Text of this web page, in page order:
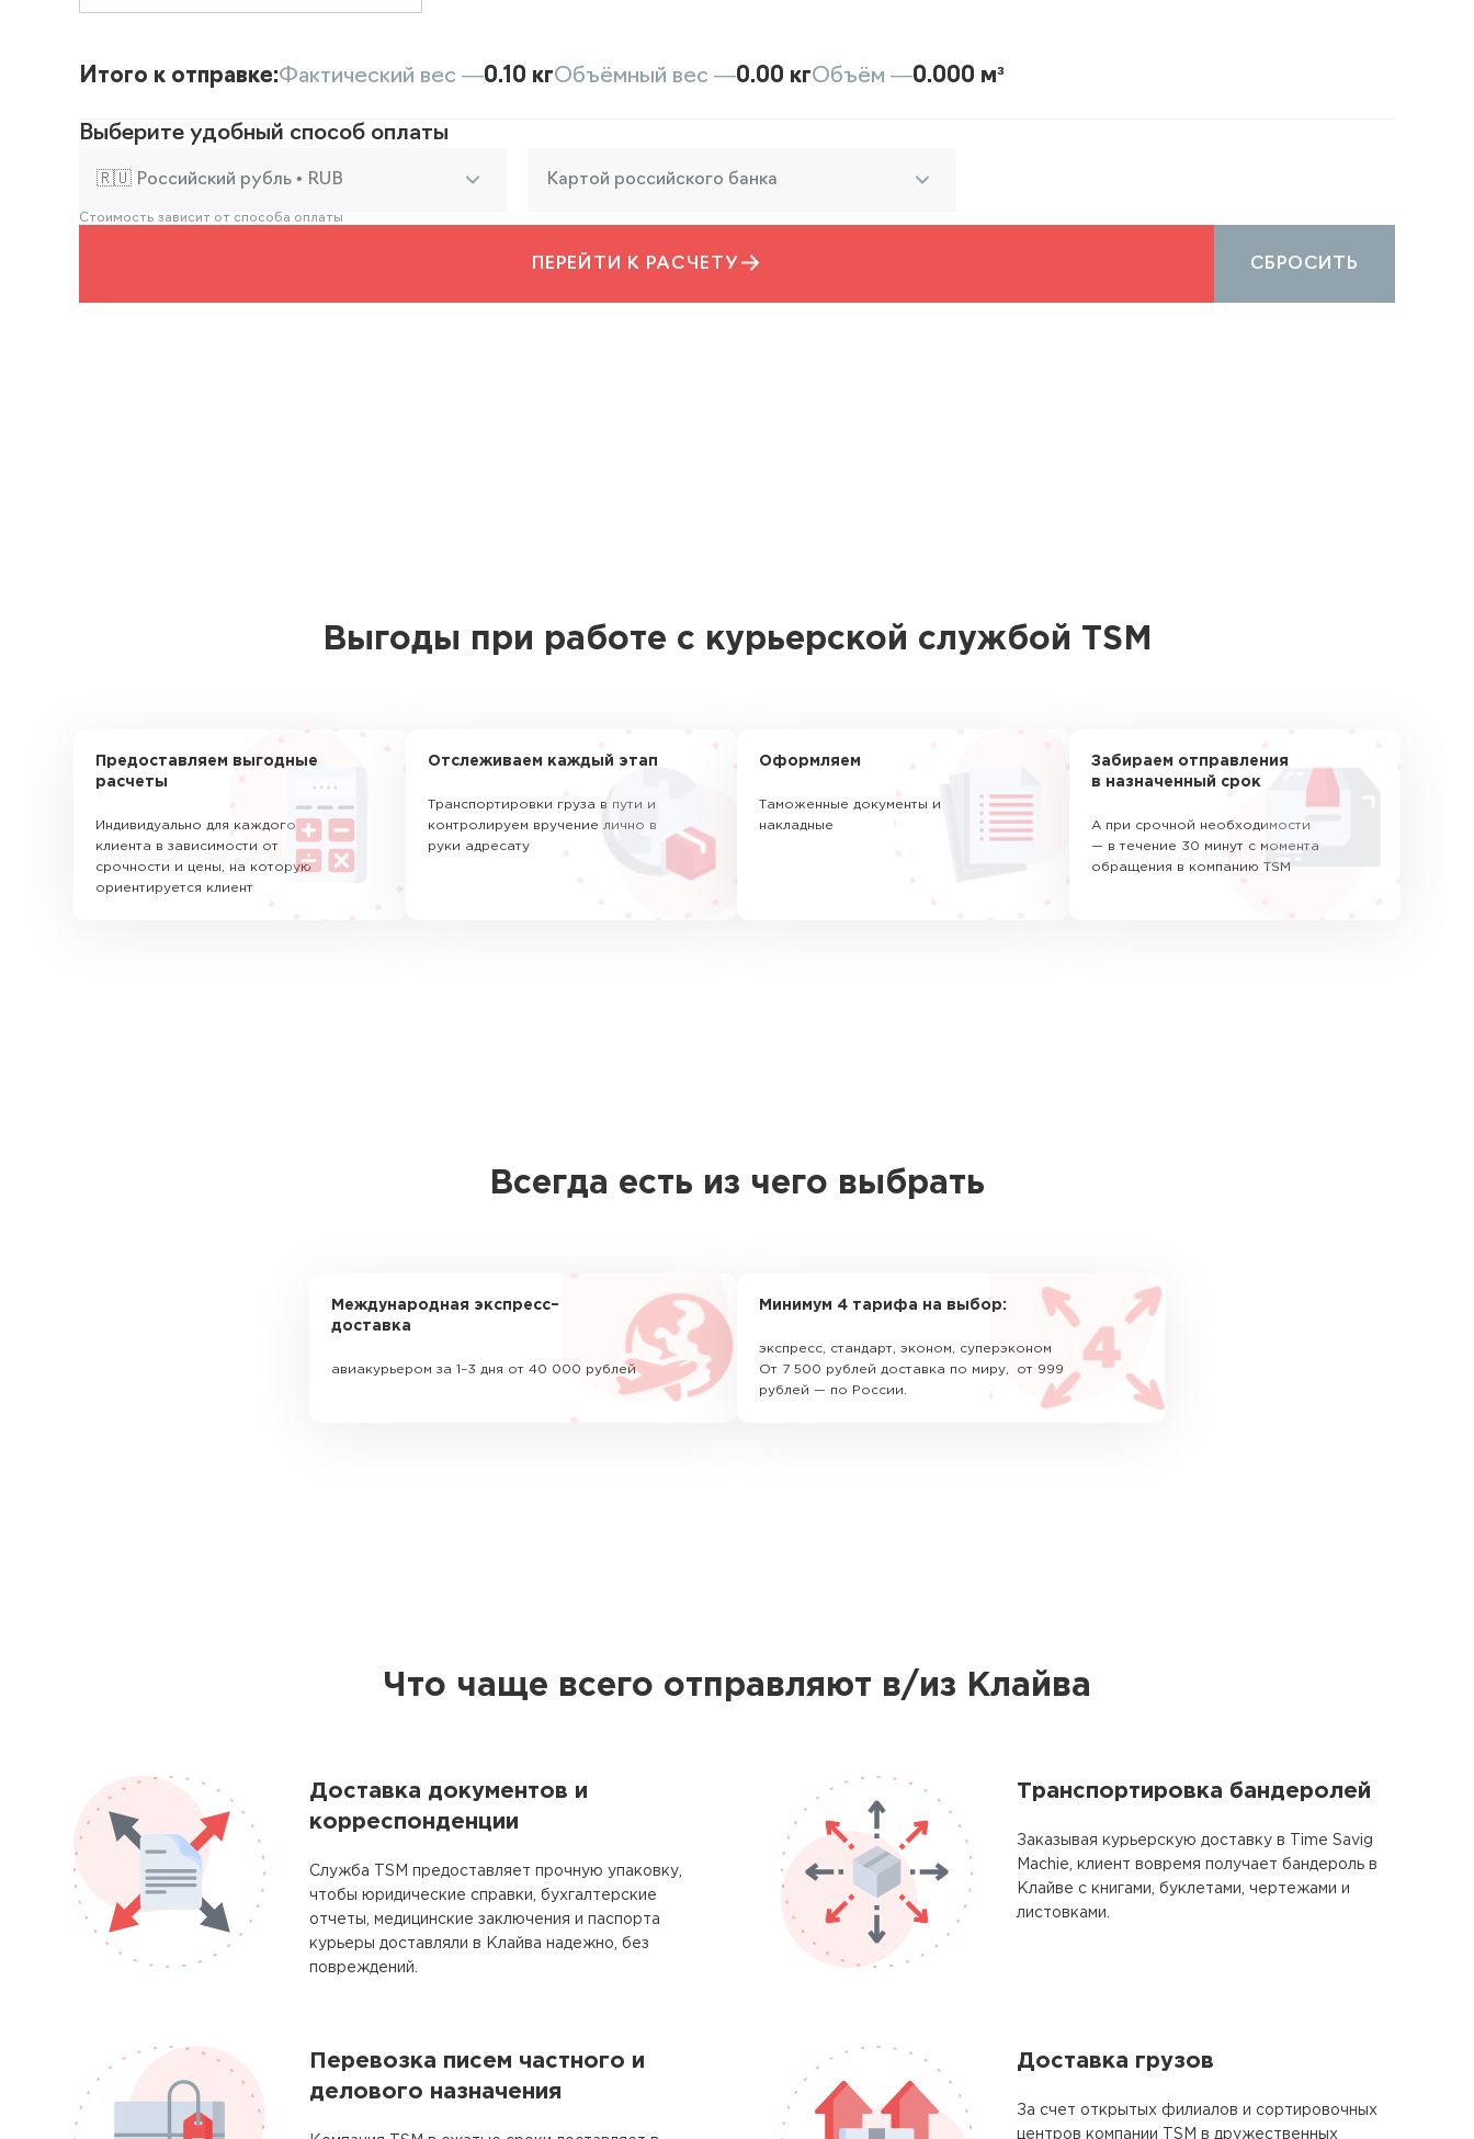
Итого к отправке:Фактический вес —0.10 кгОбъёмный вес —0.00 кгОбъём —0.000 м³
Выберите удобный способ оплаты
🇷🇺 Российский рубль • RUB Картой российского банка
Стоимость зависит от способа оплаты
ПЕРЕЙТИ К РАСЧЕТУ СБРОСИТЬ
Выгоды при работе с курьерской службой TSM
Предоставляем выгодные
расчеты
Индивидуально для каждого
клиента в зависимости от
срочности и цены, на которую
ориентируется клиент
Отслеживаем каждый этап
Транспортировки груза в пути и
контролируем вручение лично в
руки адресату
Оформляем
Таможенные документы и
накладные
Забираем отправления
в назначенный срок
А при срочной необходимости
— в течение 30 минут с момента
обращения в компанию TSM
Всегда есть из чего выбрать
Международная экспресс–
доставка
авиакурьером за 1–3 дня от 40 000 рублей
Минимум 4 тарифа на выбор:
экспресс, стандарт, эконом, суперэконом
От 7 500 рублей доставка по миру, от 999
рублей — по России.
Что чаще всего отправляют в/из Клайва
Доставка документов и
корреспонденции
Служба TSM предоставляет прочную упаковку,
чтобы юридические справки, бухгалтерские
отчеты, медицинские заключения и паспорта
курьеры доставляли в Клайва надежно, без
повреждений.
Транспортировка бандеролей
Заказывая курьерскую доставку в Time Savig
Machie, клиент вовремя получает бандероль в
Клайве с книгами, буклетами, чертежами и
листовками.
Перевозка писем частного и
делового назначения
Доставка грузов
За счет открытых филиалов и сортировочных
центров компании TSM в дружественных